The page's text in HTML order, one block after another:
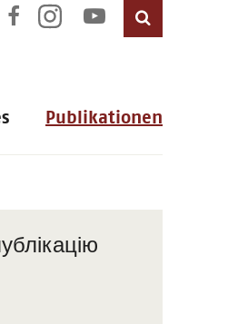
Publikationen